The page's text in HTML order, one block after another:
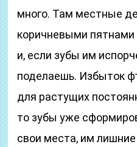
много. Там местные
коричневыми пятнами
и, если зубы им
поделаешь. Избыток
для растущих
то зубы уже
свои места, им